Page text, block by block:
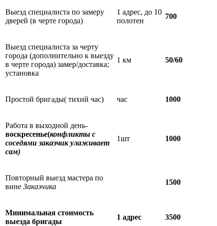
Выезд специалиста по замеру
дверей (в черте города)
1 адрес, до 10
полотен
700
Выезд специалиста за черту
города (дополнительно к выезду
в черте города) замер/доставка;
установка
1 км 50/60
Простой бригады( тихий час) час 1000
Работа в выходной день-
воскресенье(конфликты с
соседями заказчик улаживает
сам)
1шт 1000
Повторный выезд мастера по
вине Заказчика
1500
Минимальная стоимость
выезда бригады
1 адрес 3500